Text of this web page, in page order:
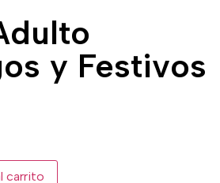
y Festivos
carrito